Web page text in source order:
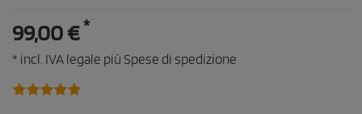
99,00 €*
* incl. IVA legale più Spese di spedizione